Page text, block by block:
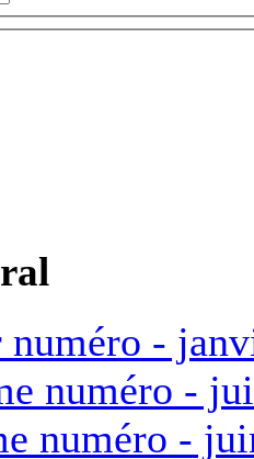
-
numéro -
numéro -